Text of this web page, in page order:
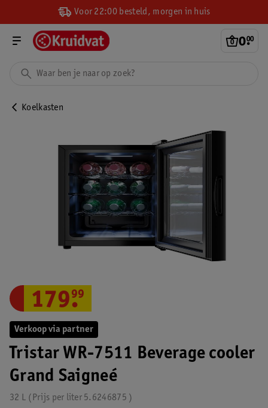
Voor 22:00 besteld, morgen in huis
0.
00
Koelkasten
Verkoop via partner
Tristar WR-7511 Beverage cooler
Grand Saigneé
32 L 5.6246875
Prijs per liter
179.
99